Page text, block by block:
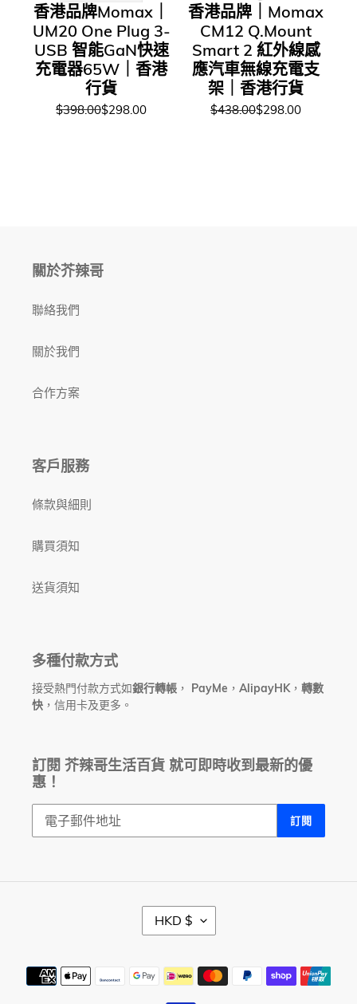
香港品牌Momax｜
UM20 One Plug 3-
USB 智能GaN快速
充電器65W｜香港
行貨
$398.00$298.00
香港品牌｜Momax
CM12 Q.Mount
Smart 2 紅外線感
應汽車無線充電支
架｜香港行貨
$438.00$298.00
關於芥辣哥
聯絡我們
關於我們
合作方案
客戶服務
條款與細則
購買須知
送貨須知
多種付款方式
接受熱門付款方式如銀行轉帳 ， PayMe ， AlipayHK ， 轉數
快 ，信用卡及更多。
訂閱 芥辣哥生活百貨 就可即時收到最新的優
惠！
訂閱
幣
別
HKD $
付
款